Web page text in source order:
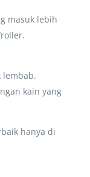
masuk lebih
lembab.
kain yang
hanya di